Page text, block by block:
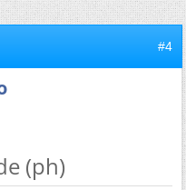
#4
(ph)